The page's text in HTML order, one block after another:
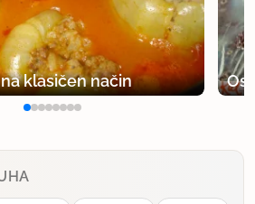
klasičen način